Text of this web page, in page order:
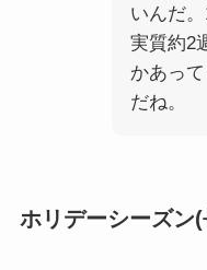
いんだ
実質約2
かあっ
だね。
ホリデーシーズン